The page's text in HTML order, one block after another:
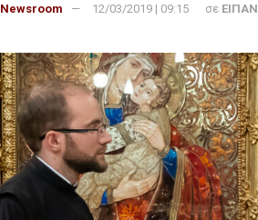
Newsroom 12/03/2019 | 09:15 σε ΕΙΠΑΝ